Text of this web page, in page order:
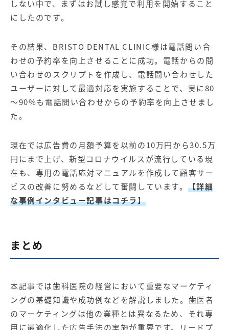
しない中で、まずはお試し感覚で利用を開始すること
にしたのです。
その結果、BRISTO DENTAL CLINIC様は電話問い合
わせの予約率を向上させることに成功。電話からの問
い合わせのスクリプトを作成し、電話問い合わせした
ユーザーに対して最適対応を実施することで、実に80
～90%も電話問い合わせからの予約率を向上させまし
た。
現在では広告費の月額予算を以前の10万円から30.5万
円にまで上げ、新型コロナウイルスが流行している現
在も、専用の電話応対マニュアルを作成して顧客サー
ビスの改善に努めるなどして奮闘しています。 【詳細
な事例インタビュー記事はコチラ】
まとめ
本記事では歯科医院の経営において重要なマーケティ
ングの基礎知識や成功例などを解説しました。歯医者
のマーケティングは他の業種とは異なるため、それ専
用に最適化した広告手法の実施が重要です。リードプ